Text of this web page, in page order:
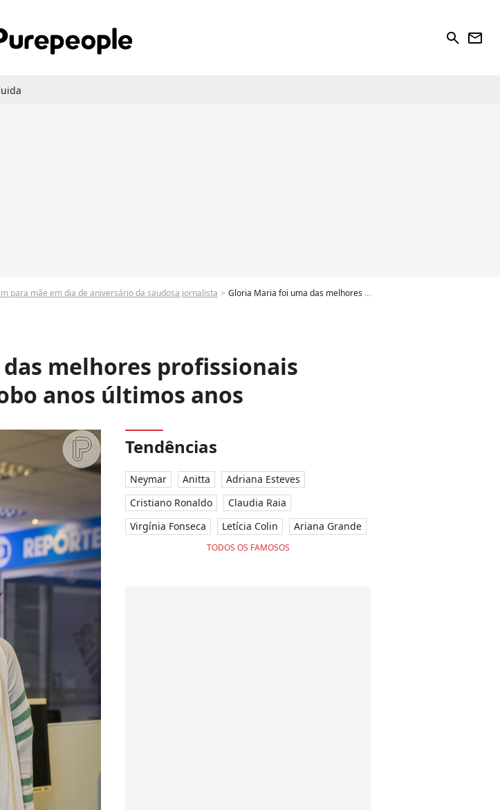
search newsletter
para mãe em dia de aniversário da saudosa jornalista Gloria Maria foi uma das melhores profissionais dentro da TV Globo anos últimos anos - Foto
melhores profissionais
anos últimos anos
Tendências
Neymar Anitta
Adriana Esteves
Cristiano Ronaldo
Claudia Raia
Virgínia Fonseca
Letícia Colin Ariana Grande
TODOS OS FAMOSOS